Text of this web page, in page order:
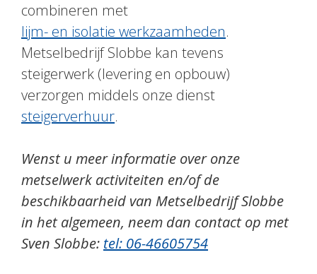
combineren met
lijm- en isolatie werkzaamheden.
Metselbedrijf Slobbe kan tevens
steigerwerk (levering en opbouw)
verzorgen middels onze dienst
steigerverhuur.
Wenst u meer informatie over onze
metselwerk activiteiten en/of de
beschikbaarheid van Metselbedrijf Slobbe
in het algemeen, neem dan contact op met
Sven Slobbe: tel: 06-46605754